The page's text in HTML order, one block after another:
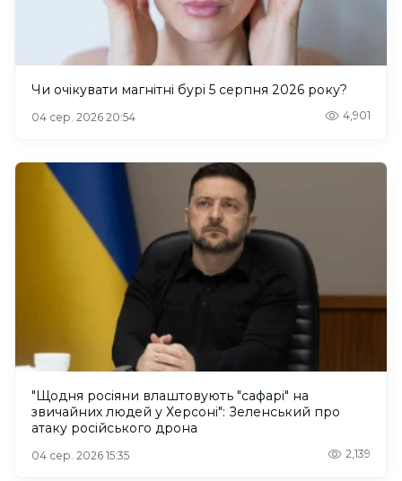
Чи очікувати магнітні бурі 5 серпня 2026 року?
04 сер. 2026 20:54 4,901
"Щодня росіяни влаштовують "сафарі" на
звичайних людей у Херсоні": Зеленський про
атаку російського дрона
04 сер. 2026 15:35 2,139